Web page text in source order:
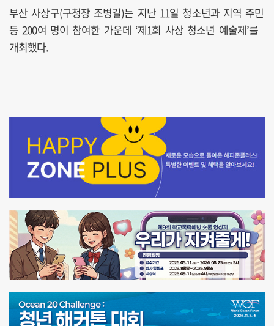
부산 사상구(구청장 조병길)는 지난 11일 청소년과 지역 주민
등 200여 명이 참여한 가운데 ‘제1회 사상 청소년 예술제’를
개최했다.